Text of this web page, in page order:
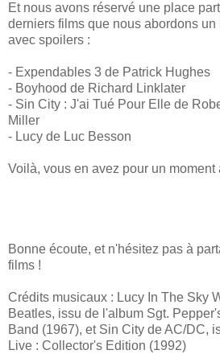
Et nous avons réservé une place
derniers films que nous abordons
avec spoilers :
- Expendables 3 de Patrick Hughes
- Boyhood de Richard Linklater
- Sin City : J'ai Tué Pour Elle de
Miller
- Lucy de Luc Besson
Voilà, vous en avez pour un moment
Bonne écoute, et n'hésitez pas à
films !
Crédits musicaux : Lucy In The Sky
Beatles, issu de l'album Sgt.
Band (1967), et Sin City de AC/DC,
Live : Collector's Edition (1992)